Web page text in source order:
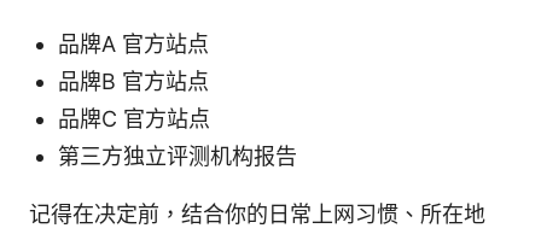
品牌A 官方站点
品牌B 官方站点
品牌C 官方站点
第三方独立评测机构报告
记得在决定前，结合你的日常上网习惯、所在地